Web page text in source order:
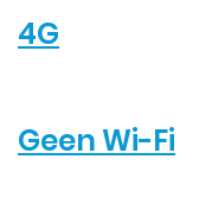
4G
Geen Wi-Fi